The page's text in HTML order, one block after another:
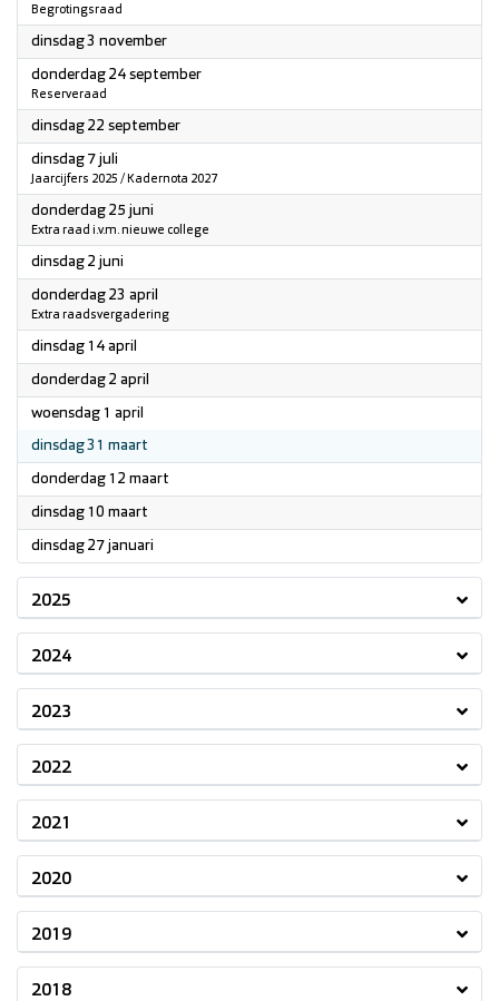
Begrotingsraad
dinsdag 3 november2026
donderdag 24 september2026
Reserveraad
dinsdag 22 september2026
dinsdag 7 juli
Jaarcijfers 2025 / Kadernota 2027
donderdag 25 juni
Extra raad i.v.m. nieuwe college
dinsdag 2 juni
donderdag 23 april
Extra raadsvergadering
dinsdag 14 april
donderdag 2 april
woensdag 1 april
dinsdag 31 maart
donderdag 12 maart
dinsdag 10 maart
dinsdag 27 januari
2025
2024
2023
2022
2021
2020
2019
2018